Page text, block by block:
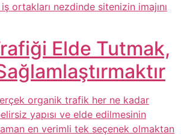
ortakları nezdinde sitenizin imajını
Elde Tutmak,
organik trafik her ne kadar
yapısı ve elde edilmesinin
en verimli tek seçenek olmaktan